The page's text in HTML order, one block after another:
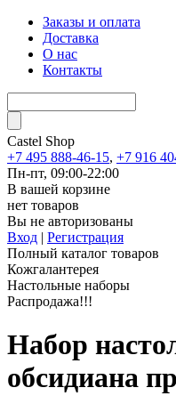
Заказы и оплата
Доставка
О нас
Контакты
Castel Shop
+7 495 888-46-15, +7 916
Пн-пт, 09:00-22:00
В вашей корзине
нет товаров
Вы не авторизованы
Вход | Регистрация
Полный каталог товаров
Кожгалантерея
Настольные наборы
Распродажа!!!
Набор
обсидиана